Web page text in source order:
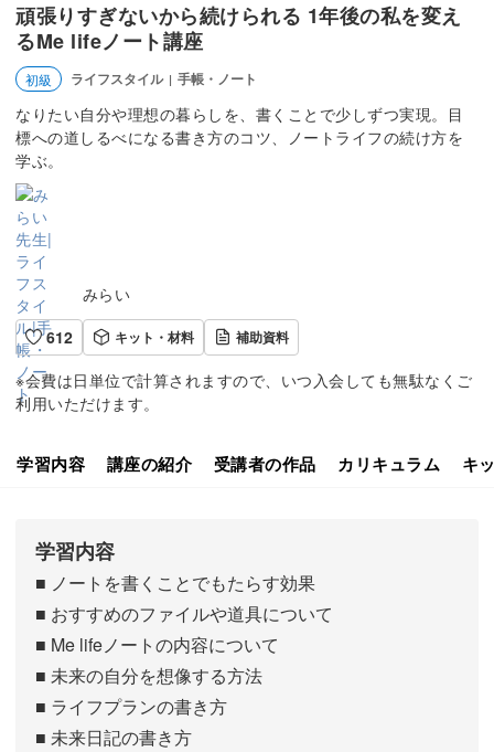
頑張りすぎないから続けられる 1年後の私を変え
るMe lifeノート講座
初級 ライフスタイル | 手帳・ノート
なりたい自分や理想の暮らしを、書くことで少しずつ実現。目
標への道しるべになる書き方のコツ、ノートライフの続け方を
学ぶ。
みらい
612
キット・材料 補助資料
※会費は日単位で計算されますので、いつ入会しても無駄なくご
利用いただけます。
学習内容 講座の紹介 受講者の作品 カリキュラム キ
学習内容
■ ノートを書くことでもたらす効果
■ おすすめのファイルや道具について
■ Me lifeノートの内容について
■ 未来の自分を想像する方法
■ ライフプランの書き方
■ 未来日記の書き方